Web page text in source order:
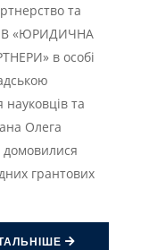
та
«ЮРИДИЧНА
в особі
та
Олега
домовилися
грантових